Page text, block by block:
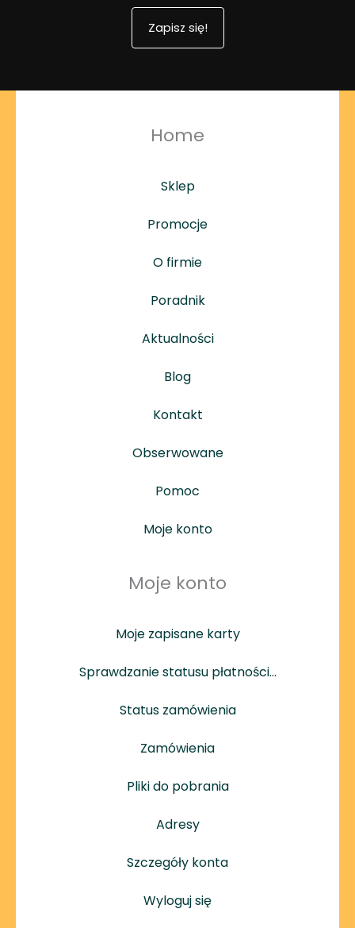
Zapisz się!
Home
Sklep
Promocje
O firmie
Poradnik
Aktualności
Blog
Kontakt
Obserwowane
Pomoc
Moje konto
Moje konto
Moje zapisane karty
Sprawdzanie statusu płatności…
Status zamówienia
Zamówienia
Pliki do pobrania
Adresy
Szczegóły konta
Wyloguj się